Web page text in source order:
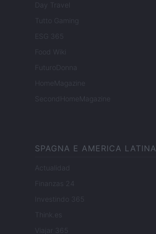
Day Travel
Tutto Gaming
ESG 365
Food Wiki
FuturoDonna
HomeMagazine
SecondHomeMagazine
SPAGNA E AMERICA LATINA
Actualidad
Finanzas 24
Investindo 365
Think.es
Viajar 365